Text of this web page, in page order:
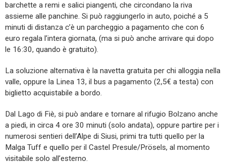
barchette a remi e salici piangenti, che circondano la riva
assieme alle panchine. Si può raggiungerlo in auto, poiché a 5
minuti di distanza c’è un parcheggio a pagamento che con 6
euro regala l’intera giornata, (ma si può anche arrivare qui dopo
le 16:30, quando è gratuito).
La soluzione alternativa è la navetta gratuita per chi alloggia nella
valle, oppure la Linea 13, il bus a pagamento (2,5€ a testa) con
biglietto acquistabile a bordo.
Dal Lago di Fiè, si può andare e tornare al rifugio Bolzano anche
a piedi, in circa 4 ore 30 minuti (solo andata), oppure partire per i
numerosi sentieri dell’Alpe di Siusi, primi tra tutti quello per la
Malga Tuff e quello per il Castel Presule/Prösels, al momento
visitabile solo all’esterno.